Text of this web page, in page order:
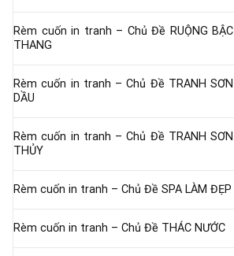
Rèm cuốn in tranh – Chủ Đề RUỘNG BẬC
THANG
Rèm cuốn in tranh – Chủ Đề TRANH SƠN
DẦU
Rèm cuốn in tranh – Chủ Đề TRANH SƠN
THỦY
Rèm cuốn in tranh – Chủ Đề SPA LÀM ĐẸP
Rèm cuốn in tranh – Chủ Đề THÁC NƯỚC